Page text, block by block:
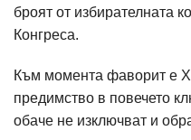
броят от избирателната
Конгреса.
Към момента фаворит е
предимство в повечето
обаче не изключват и